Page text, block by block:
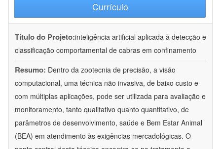
Currículo
Título do Projeto:inteligência artificial aplicada à detecção e
classificação comportamental de cabras em confinamento
Resumo: Dentro da zootecnia de precisão, a visão
computacional, uma técnica não invasiva, de baixo custo e
com múltiplas aplicações, pode ser utilizada para avaliação e
monitoramento, tanto qualitativo quanto quantitativo, de
parâmetros de desenvolvimento, saúde e Bem Estar Animal
(BEA) em atendimento às exigências mercadológicas. O